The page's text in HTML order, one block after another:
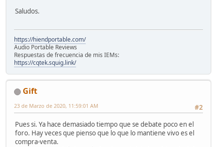
Saludos.
https://hiendportable.com/
Audio Portable Reviews
Respuestas de frecuencia de mis IEMs:
https://cqtek.squig.link/
Gift
#2
23 de Marzo de 2020, 11:59:01 AM
Pues si. Ya hace demasiado tiempo que se debate poco en el
foro. Hay veces que pienso que lo que lo mantiene vivo es el
compra-venta.